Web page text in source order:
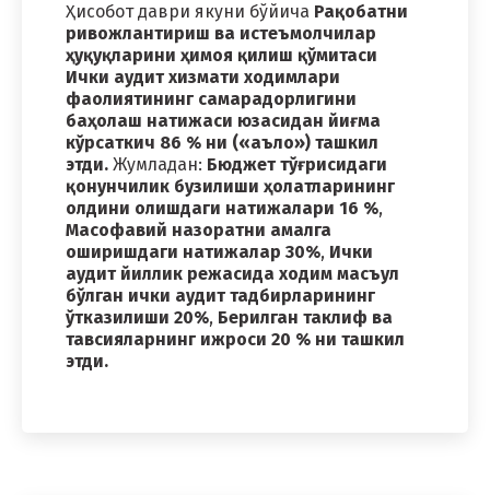
Ҳисобот даври якуни бўйича Рақобатни
ривожлантириш ва истеъмолчилар
ҳуқуқларини ҳимоя қилиш қўмитаси
Ички аудит хизмати ходимлари
фаолиятининг самарадорлигини
баҳолаш натижаси юзасидан йиғма
кўрсаткич 86 % ни («аъло») ташкил
этди. Жумладан: Бюджет тўғрисидаги
қонунчилик бузилиши ҳолатларининг
олдини олишдаги натижалари 16 %,
Масофавий назоратни амалга
оширишдаги натижалар 30%, Ички
аудит йиллик режасида ходим масъул
бўлган ички аудит тадбирларининг
ўтказилиши 20%, Берилган таклиф ва
тавсияларнинг ижроси 20 % ни ташкил
этди.